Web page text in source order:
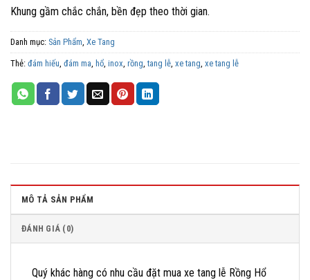
Khung gầm chắc chắn, bền đẹp theo thời gian.
Danh mục: Sản Phẩm Xe Tang
Thẻ: đám hiếu đám ma hổ inox rồng ,tang lễ xe tang xe tang lễ
MÔ TẢ SẢN PHẨM
ĐÁNH GIÁ (0)
Quý khác hàng có nhu cầu đặt mua xe tang lễ Rồng Hổ